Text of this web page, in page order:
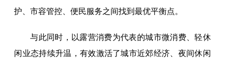
护、市容管控、便民服务之间找到最优平衡点。
与此同时，以露营消费为代表的城市微消费、轻休
闲业态持续升温，有效激活了城市近郊经济、夜间休闲